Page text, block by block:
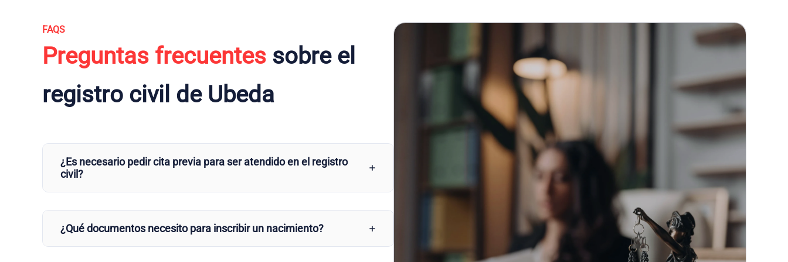
FAQS
Preguntas frecuentes sobre el
registro civil de Ubeda
¿Es necesario pedir cita previa para ser atendido en el registro
civil?
¿Qué documentos necesito para inscribir un nacimiento?